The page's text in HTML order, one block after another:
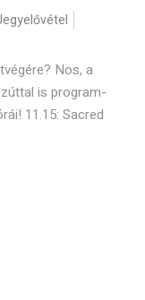
Nos, a
is program-
11.15: Sacred